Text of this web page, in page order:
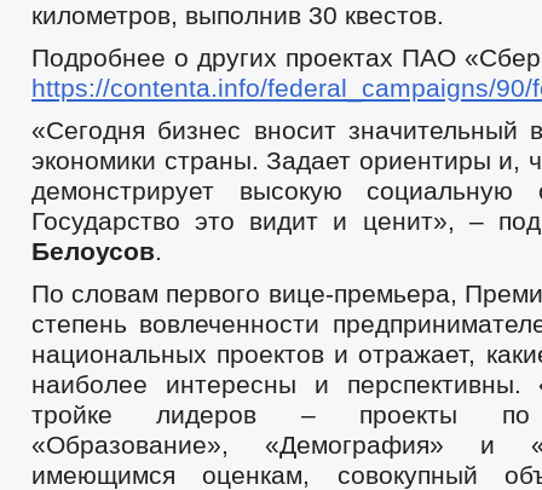
километров, выполнив 30 квестов.
Подробнее о других проектах ПАО
https://contenta.info/federal_campaigns/90/
«Сегодня бизнес вносит значительный
экономики страны. Задает ориентиры и,
демонстрирует высокую социальную
Государство это видит и ценит», –
Белоусов.
По словам первого вице-премьера,
степень вовлеченности
национальных проектов и отражает,
наиболее интересны и
тройке лидеров – проекты по
«Образование», «Демография» и
имеющимся оценкам, совокупный